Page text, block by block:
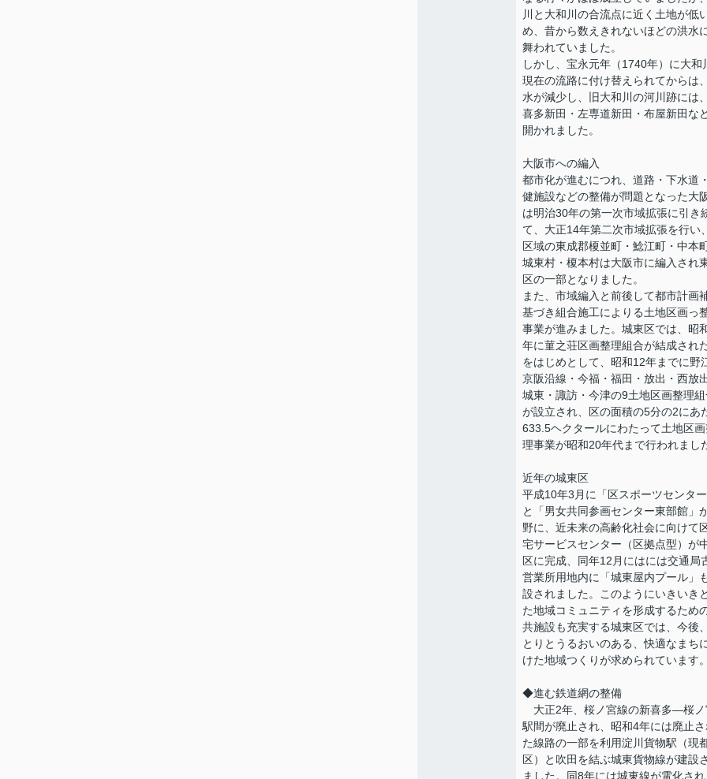
川と大和川の合流点に近く土地が低
め、昔から数えきれないほどの洪水
舞われていました。
しかし、宝永元年（1740年）に大和
現在の流路に付け替えられてからは
水が減少し、旧大和川の河川跡には
喜多新田・左専道新田・布屋新田な
開かれました。
大阪市への編入
都市化が進むにつれ、道路・下水道
健施設などの整備が問題となった大
は明治30年の第一次市域拡張に引き
て、大正14年第二次市域拡張を行い
区域の東成郡榎並町・鯰江町・中本
城東村・榎本村は大阪市に編入され
区の一部となりました。
また、市域編入と前後して都市計画
基づき組合施工によりる土地区画っ
事業が進みました。城東区では、昭
年に菫之荘区画整理組合が結成され
をはじめとして、昭和12年までに野
京阪沿線・今福・福田・放出・西放
城東・諏訪・今津の9土地区画整理
が設立され、区の面積の5分の2にあ
633.5ヘクタールにわたって土地区
理事業が昭和20年代まで行われまし
近年の城東区
平成10年3月に「区スポーツセンタ
と「男女共同参画センター東部館」
野に、近未来の高齢化社会に向けて
宅サービスセンター（区拠点型）が
区に完成、同年12月にはには交通局
営業所用地内に「城東屋内プール」
設されました。このようにいきいき
た地域コミュニティを形成するため
共施設も充実する城東区では、今後
とりとうるおいのある、快適なまち
けた地域つくりが求められています
◆進む鉄道網の整備
大正2年、桜ノ宮線の新喜多―桜ノ
駅間が廃止され、昭和4年には廃止
た線路の一部を利用淀川貨物駅（現
区）と吹田を結ぶ城東貨物線が建設
ました。同8年には城東線が電化さ